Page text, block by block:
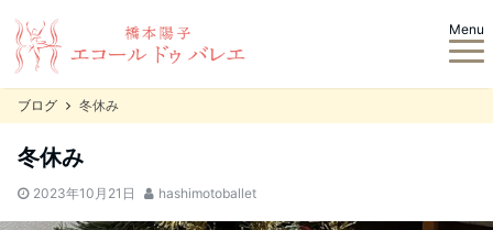
Menu
ブログ 冬休み
冬休み
2023年10月21日 hashimotoballet